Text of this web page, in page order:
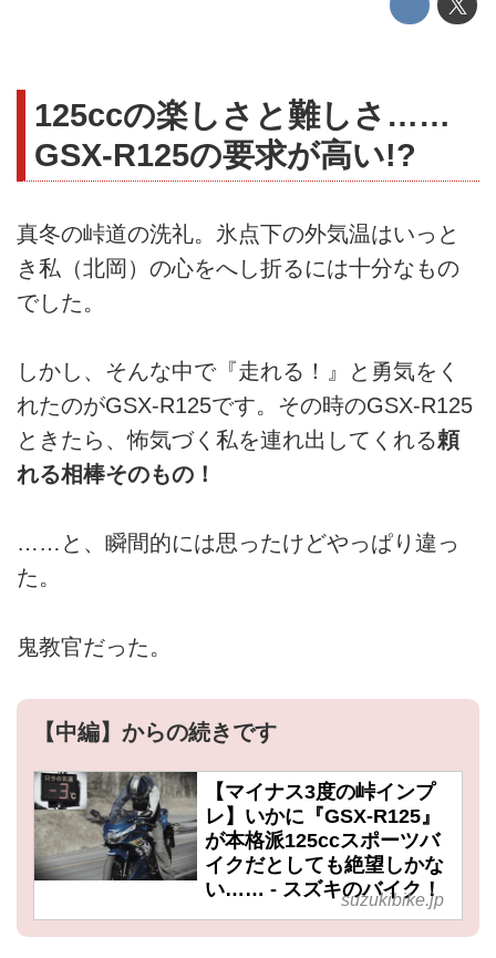
125ccの楽しさと難しさ……
GSX-R125の要求が高い!?
真冬の峠道の洗礼。氷点下の外気温はいっと
き私（北岡）の心をへし折るには十分なもの
でした。
しかし、そんな中で『走れる！』と勇気をく
れたのがGSX-R125です。その時のGSX-R125
ときたら、怖気づく私を連れ出してくれる頼
れる相棒そのもの！
……と、瞬間的には思ったけどやっぱり違っ
た。
鬼教官だった。
【中編】からの続きです
【マイナス3度の峠インプ
レ】いかに『GSX-R125』
が本格派125ccスポーツバ
イクだとしても絶望しかな
い…… - スズキのバイク！
suzukibike.jp